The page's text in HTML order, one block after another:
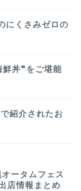
にくさみゼロの
鮮丼❞をご堪能
紹介されたお
ータムフェス
店情報まとめ